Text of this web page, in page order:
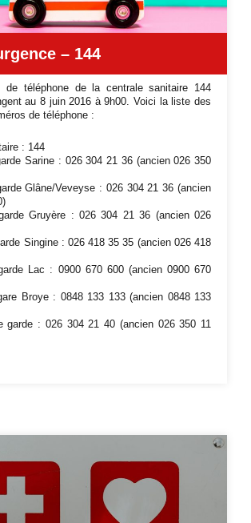
– 144
de téléphone de la centrale sanitaire 144
au 8 juin 2016 à 9h00. Voici la liste des
de téléphone :
: 144
Sarine : 026 304 21 36 (ancien 026 350
Glâne/Veveyse : 026 304 21 36 (ancien
Gruyère : 026 304 21 36 (ancien 026
Singine : 026 418 35 35 (ancien 026 418
Lac : 0900 670 600 (ancien 0900 670
Broye : 0848 133 133 (ancien 0848 133
garde : 026 304 21 40 (ancien 026 350 11